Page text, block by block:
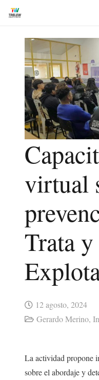
virtual
Trata
12 agosto, 2024
Gerardo Merino,
La actividad propone
sobre el abordaje y